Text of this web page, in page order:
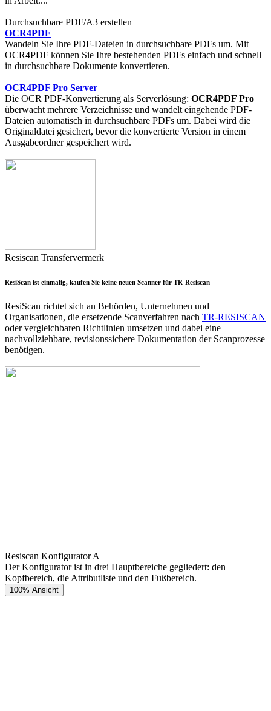
Durchsuchbare PDF/A3 erstellen
OCR4PDF
Wandeln Sie Ihre PDF-Dateien in durchsuchbare PDFs um. Mit
OCR4PDF können Sie Ihre bestehenden PDFs einfach und schnell
in durchsuchbare Dokumente konvertieren.
OCR4PDF Pro Server
Die OCR PDF-Konvertierung als Serverlösung: OCR4PDF Pro
überwacht mehrere Verzeichnisse und wandelt eingehende PDF-
Dateien automatisch in durchsuchbare PDFs um. Dabei wird die
Originaldatei gesichert, bevor die konvertierte Version in einem
Ausgabeordner gespeichert wird.
Resiscan Transfervermerk
ResiScan ist einmalig, kaufen Sie keine neuen Scanner für TR-Resiscan
ResiScan richtet sich an Behörden, Unternehmen und
Organisationen, die ersetzende Scanverfahren nach TR-RESISCAN
oder vergleichbaren Richtlinien umsetzen und dabei eine
nachvollziehbare, revisionssichere Dokumentation der Scanprozesse
benötigen.
Resiscan Konfigurator A
Der Konfigurator ist in drei Hauptbereiche gegliedert: den
Kopfbereich, die Attributliste und den Fußbereich.
100% Ansicht